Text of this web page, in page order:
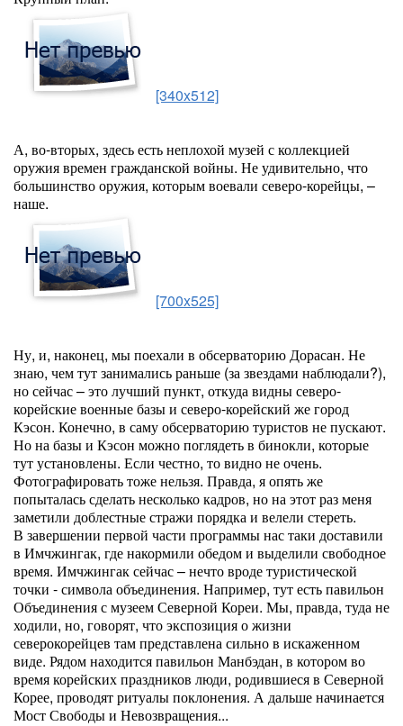
[340x512]
А, во-вторых, здесь есть неплохой музей с коллекцией
оружия времен гражданской войны. Не удивительно, что
большинство оружия, которым воевали северо-корейцы, –
наше.
[700x525]
Ну, и, наконец, мы поехали в обсерваторию Дорасан. Не
знаю, чем тут занимались раньше (за звездами наблюдали?),
но сейчас – это лучший пункт, откуда видны северо-
корейские военные базы и северо-корейский же город
Кэсон. Конечно, в саму обсерваторию туристов не пускают.
Но на базы и Кэсон можно поглядеть в бинокли, которые
тут установлены. Если честно, то видно не очень.
Фотографировать тоже нельзя. Правда, я опять же
попыталась сделать несколько кадров, но на этот раз меня
заметили доблестные стражи порядка и велели стереть.
В завершении первой части программы нас таки доставили
в Имчжингак, где накормили обедом и выделили свободное
время. Имчжингак сейчас – нечто вроде туристической
точки - символа объединения. Например, тут есть павильон
Объединения с музеем Северной Кореи. Мы, правда, туда не
ходили, но, говорят, что экспозиция о жизни
северокорейцев там представлена сильно в искаженном
виде. Рядом находится павильон Манбэдан, в котором во
время корейских праздников люди, родившиеся в Северной
Корее, проводят ритуалы поклонения. А дальше начинается
Мост Свободы и Невозвращения...